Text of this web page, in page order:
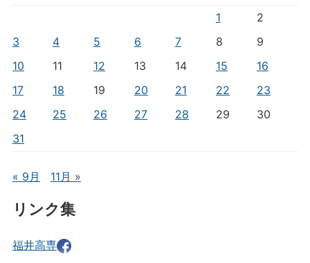
1
2
3
4 5 6 7 8
9
10
11 12 13 14 15
16
17
18 19 20 21 22
23
24
25 26 27 28 29
30
31
« 9月 11月 »
リンク集
福井高専